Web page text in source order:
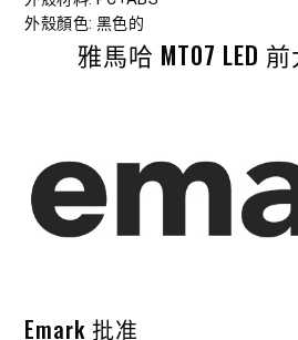
外殼顏色: 黑色的
雅馬哈 MT07 LED
Emark 批准